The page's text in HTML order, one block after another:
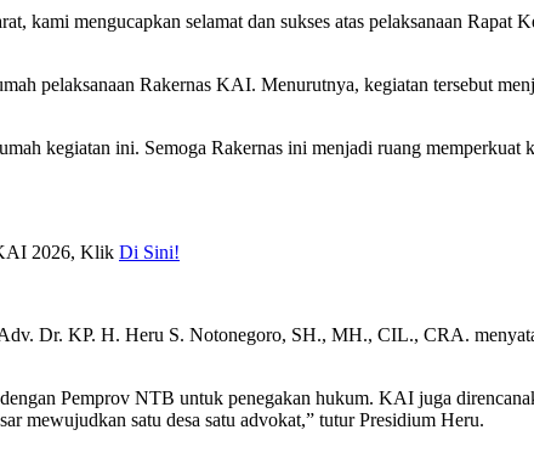
kami mengucapkan selamat dan sukses atas pelaksanaan
pelaksanaan Rakernas KAI. Menurutnya, kegiatan tersebut
kegiatan ini. Semoga Rakernas ini menjadi ruang
2026, Klik Di Sini!
Dr. KP. H. Heru S. Notonegoro, SH., MH., CIL., CRA.
Pemprov NTB untuk penegakan hukum. KAI juga
mewujudkan satu desa satu advokat,” tutur Presidium Heru.